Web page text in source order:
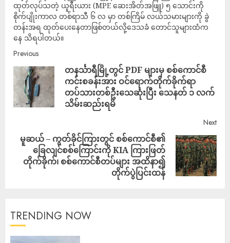
ထုတ်လုပ်သတဲ့ ယူရီးယား (MPE ဆေးအိတ်အဖြူ) ၅ သောင်းကို
စိုက်ပျိုးကာလ တစ်ရာသီ ၆ လ မှာ တစ်ကြိမ် လယ်သမားများကို ခွဲ
တန်းအရ ထုတ်ပေးနေတာဖြစ်တယ်လို့ဒေသခံ တောင်သူများထံက
နေ သိရပါတယ်။
Previous
တနင်္သာရီမြို့တွင် PDF များမှ စစ်ကောင်စီ
ကင်းစခန်းအား ဝင်ရောက်တိုက်ခိုက်ရာ
တပ်သားတစ်ဦးသေဆုံးပြီး သေနတ် ၁ လက်
သိမ်းဆည်းရမိ
Next
မူဆယ် – ကွတ်ခိုင်ကြားတွင် စစ်ကောင်စီ၏
ခြေလျင်စစ်ကြောင်းကို KIA ကြားဖြတ်
တိုက်ခိုက်၊ စစ်ကောင်စီတပ်များ အထိနာ၍
တိုက်ပွဲပြင်းထန်
TRENDING NOW